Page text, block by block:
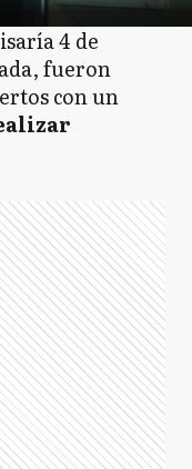
4 de
fueron
con un